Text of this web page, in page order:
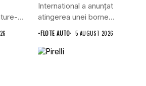
International a anunțat
atingerea unei borne
istorice în industria...
•FLOTE AUTO 5 AUGUST 2026